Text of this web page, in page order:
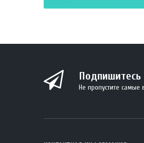
Подпишитесь
Не пропустите